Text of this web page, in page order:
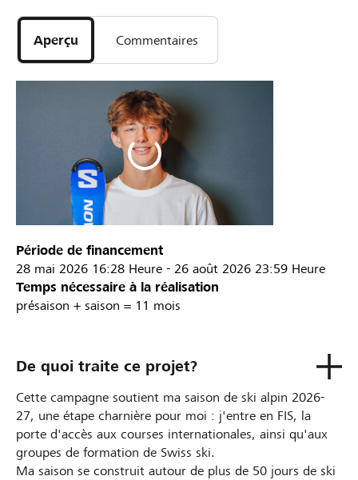
Aperçu Commentaires
Période de financement
28 mai 2026 16:28 Heure - 26 août 2026 23:59 Heure
Temps nécessaire à la réalisation
présaison + saison = 11 mois
De quoi traite ce projet?
Cette campagne soutient ma saison de ski alpin 2026-
27, une étape charnière pour moi : j'entre en FIS, la
porte d'accès aux courses internationales, ainsi qu'aux
groupes de formation de Swiss ski.
Ma saison se construit autour de plus de 50 jours de ski